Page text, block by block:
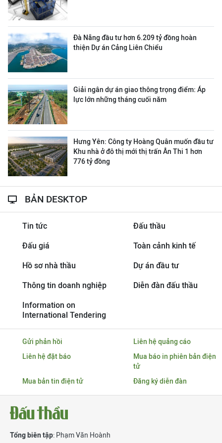
Đà Nẵng đầu tư hơn 6.209 tỷ đồng hoàn
thiện Dự án Cảng Liên Chiểu
Giải ngân dự án giao thông trọng điểm: Áp
lực lớn những tháng cuối năm
Hưng Yên: Công ty Hoàng Quân muốn đầu tư
Khu nhà ở đô thị mới thị trấn Ân Thi 1 hơn
776 tỷ đồng
BẢN DESKTOP
Tin tức Đấu thầu
Đấu giá Toàn cảnh kinh tế
Hồ sơ nhà thầu Dự án đầu tư
Thông tin doanh nghiệp Diễn đàn đấu thầu
Information on
International Tendering
Gửi phản hồi
Liên hệ quảng cáo
Liên hệ đặt báo
Mua báo in phiên bản điện
tử
Mua bản tin điện tử
Đăng ký diễn đàn
Tổng biên tập: Phạm Văn Hoành